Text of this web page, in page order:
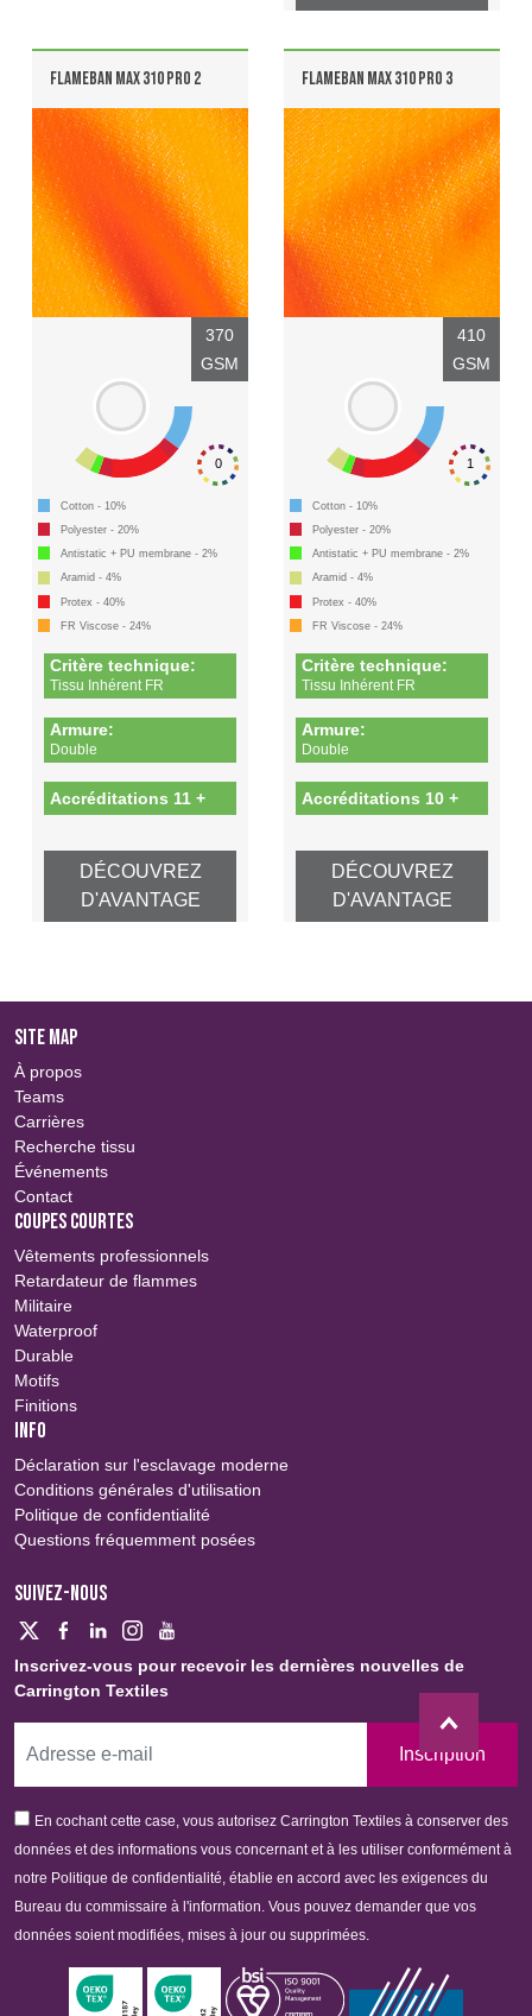
FLAMEBAN MAX 310 PRO 2
0
370
GSM
Cotton - 10%
Polyester - 20%
Antistatic + PU membrane - 2%
Aramid - 4%
Protex - 40%
FR Viscose - 24%
Critère technique:
Tissu Inhérent FR
Armure:
Double
Accréditations 11 +
DÉCOUVREZ
D'AVANTAGE
FLAMEBAN MAX 310 PRO 3
1
410
GSM
Cotton - 10%
Polyester - 20%
Antistatic + PU membrane - 2%
Aramid - 4%
Protex - 40%
FR Viscose - 24%
Critère technique:
Tissu Inhérent FR
Armure:
Double
Accréditations 10 +
DÉCOUVREZ
D'AVANTAGE
SITE MAP
À propos
Teams
Carrières
Recherche tissu
Événements
Contact
COUPES COURTES
Vêtements professionnels
Retardateur de flammes
Militaire
Waterproof
Durable
Motifs
Finitions
INFO
Déclaration sur l'esclavage moderne
Conditions générales d'utilisation
Politique de confidentialité
Questions fréquemment posées
SUIVEZ-NOUS
Inscrivez-vous pour recevoir les dernières nouvelles de
Carrington Textiles
Inscription
En cochant cette case, vous autorisez Carrington Textiles à conserver des
données et des informations vous concernant et à les utiliser conformément à
notre Politique de confidentialité, établie en accord avec les exigences du
Bureau du commissaire à l'information. Vous pouvez demander que vos
données soient modifiées, mises à jour ou supprimées.